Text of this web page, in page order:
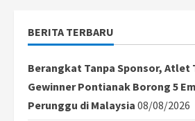
BERITA TERBARU
Berangkat Tanpa Sponsor, Atlet
Gewinner Pontianak Borong 5
Perunggu di Malaysia 08/08/2026